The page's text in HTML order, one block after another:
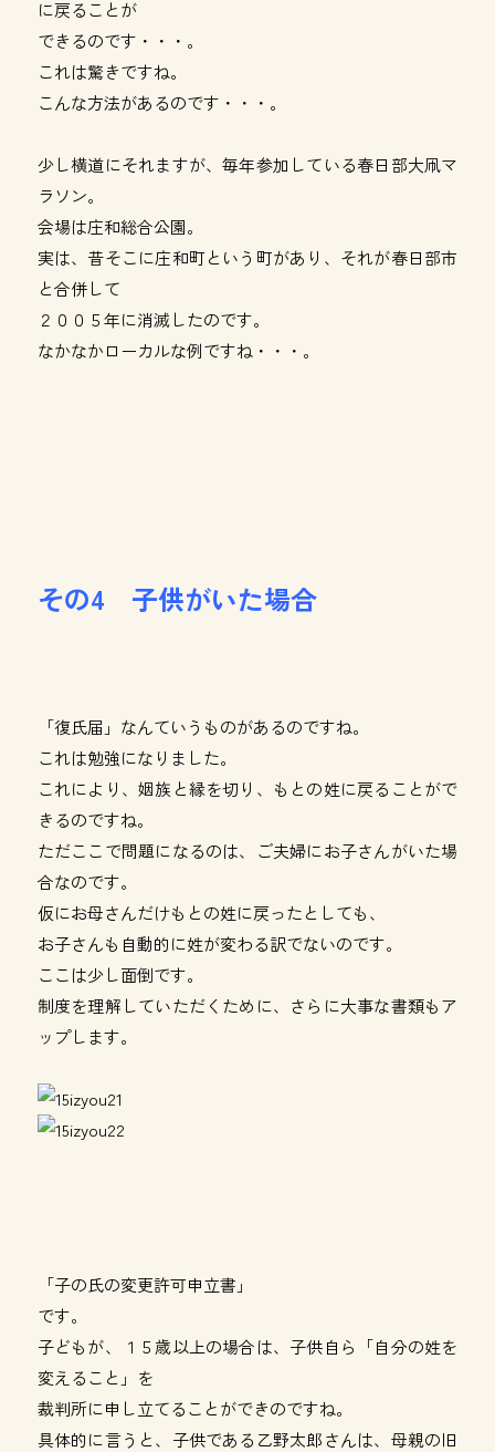
に戻ることが
できるのです・・・。
これは驚きですね。
こんな方法があるのです・・・。
少し横道にそれますが、毎年参加している春日部大凧マ
ラソン。
会場は庄和総合公園。
実は、昔そこに庄和町という町があり、それが春日部市
と合併して
２００５年に消滅したのです。
なかなかローカルな例ですね・・・。
その4 子供がいた場合
「復氏届」なんていうものがあるのですね。
これは勉強になりました。
これにより、姻族と縁を切り、もとの姓に戻ることがで
きるのですね。
ただここで問題になるのは、ご夫婦にお子さんがいた場
合なのです。
仮にお母さんだけもとの姓に戻ったとしても、
お子さんも自動的に姓が変わる訳でないのです。
ここは少し面倒です。
制度を理解していただくために、さらに大事な書類もア
ップします。
「子の氏の変更許可申立書」
です。
子どもが、１５歳以上の場合は、子供自ら「自分の姓を
変えること」を
裁判所に申し立てることができのですね。
具体的に言うと、子供である乙野太郎さんは、母親の旧